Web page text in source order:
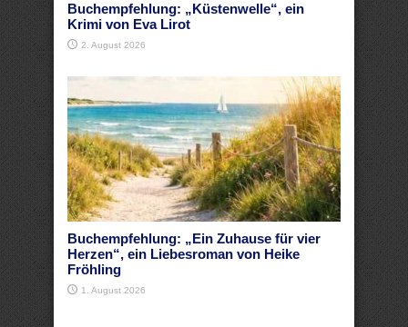
Buchempfehlung: „Küstenwelle“, ein
Krimi von Eva Lirot
2. August 2026
Buchempfehlung: „Ein Zuhause für vier
Herzen“, ein Liebesroman von Heike
Fröhling
1. August 2026